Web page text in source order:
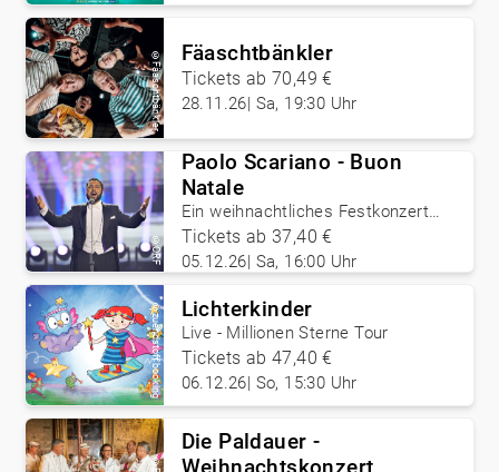
©
Fäaschtbänkler 28.11.26 Sa, 19:30 Uhr
Fäaschtbänkler
Tickets ab 70,49 €
©
ORF 05.12.26 Sa, 16:00 Uhr
Paolo Scariano - Buon
Natale
Ein weihnachtliches Festkonzert
mit dem Belcanto Orchestra
Tickets ab 37,40 €
©
zuendstoff booking 06.12.26 So, 15:30 Uhr
Lichterkinder
Live - Millionen Sterne Tour
Tickets ab 47,40 €
©
Die Paldauer -
Weihnachtskonzert